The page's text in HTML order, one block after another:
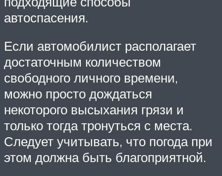
автоспасения.
Если автомобилист располагает
достаточным количеством
свободного личного времени,
можно просто дождаться
некоторого высыхания грязи и
только тогда тронуться с места.
Следует учитывать, что погода при
этом должна быть благоприятной.